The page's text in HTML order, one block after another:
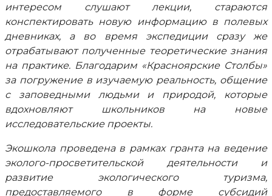
интересом слушают лекции, стараются
конспектировать новую информацию в полевых
дневниках, а во время экспедиции сразу же
отрабатывают полученные теоретические знания
на практике. Благодарим «Красноярские Столбы»
за погружение в изучаемую реальность, общение
с заповедными людьми и природой, которые
вдохновляют школьников на новые
исследовательские проекты.
Экошкола проведена в рамках гранта на ведение
эколого-просветительской деятельности и
развитие экологического туризма,
предоставляемого в форме субсидий